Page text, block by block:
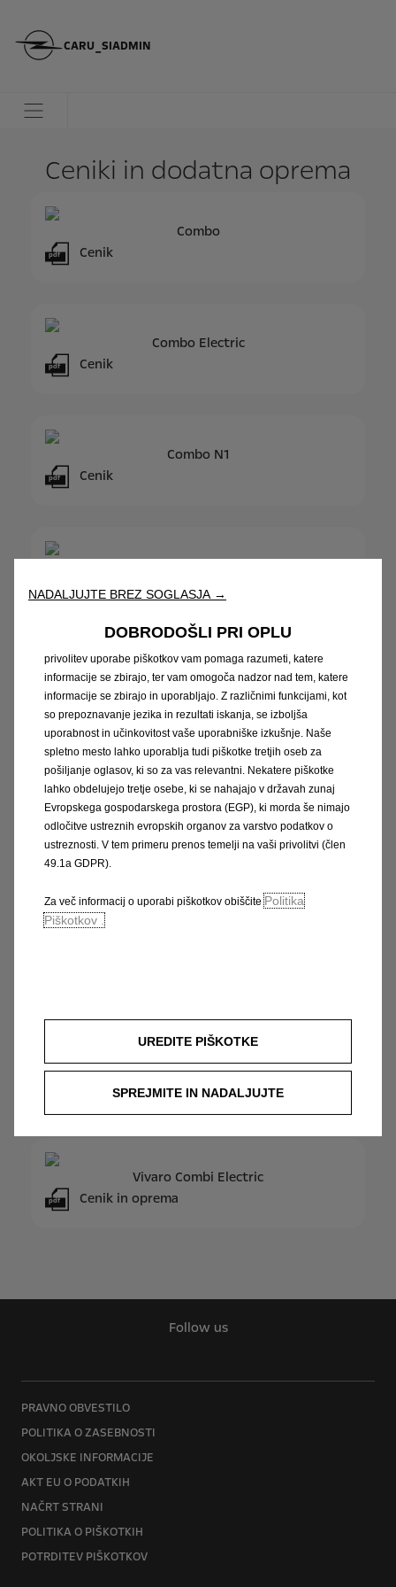
CARU_SIADMIN
Ceniki in dodatna oprema
Combo
pdf Cenik
Combo Electric
pdf Cenik
Combo N1
pdf Cenik
pdf Furgon cenik in oprema
Movano Electric
Furgon Electric cenik in oprema
pdf Šasija Electric cenik in oprema
Vivaro Van
pdf Cenik in oprema
Vivaro Combi
Cenik in oprema
Vivaro Combi Electric
pdf Cenik in oprema
Follow us
PRAVNO OBVESTILO
POLITIKA O ZASEBNOSTI
OKOLJSKE INFORMACIJE
AKT EU O PODATKIH
POLITIKA O PIŠKOTKIH
NAČRT STRANI
POTRDITEV PIŠKOTKOV
NADALJUJTE BREZ SOGLASJA →
DOBRODOŠLI PRI OPLU
tehnologijo, s katero mi in naši partnerji spremljamo, kako
uporabljate spletne strani, ter za namen razločevanja med
obiskovalci spletnega mesta. Naše politika za upravljanje
privolitev uporabe piškotkov vam pomaga razumeti, katere
informacije se zbirajo, ter vam omogoča nadzor nad tem, katere
informacije se zbirajo in uporabljajo. Z različnimi funkcijami, kot
so prepoznavanje jezika in rezultati iskanja, se izboljša
uporabnost in učinkovitost vaše uporabniške izkušnje. Naše
spletno mesto lahko uporablja tudi piškotke tretjih oseb za
pošiljanje oglasov, ki so za vas relevantni. Nekatere piškotke
lahko obdelujejo tretje osebe, ki se nahajajo v državah zunaj
Evropskega gospodarskega prostora (EGP), ki morda še nimajo
odločitve ustreznih evropskih organov za varstvo podatkov o
ustreznosti. V tem primeru prenos temelji na vaši privolitvi (člen
49.1a GDPR).
Za več informacij o uporabi piškotkov obiščitePolitika
Piškotkov .
UREDITE PIŠKOTKE
SPREJMITE IN NADALJUJTE